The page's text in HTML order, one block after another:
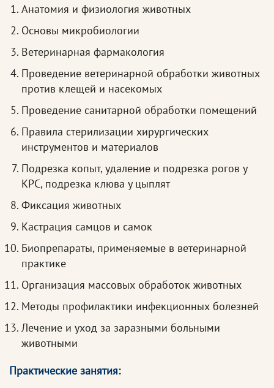
Анатомия и физиология животных
Основы микробиологии
Ветеринарная фармакология
Проведение ветеринарной обработки животных
против клещей и насекомых
Проведение санитарной обработки помещений
Правила стерилизации хирургических
инструментов и материалов
Подрезка копыт, удаление и подрезка рогов у
КРС, подрезка клюва у цыплят
Фиксация животных
Кастрация самцов и самок
Биопрепараты, применяемые в ветеринарной
практике
Организация массовых обработок животных
Методы профилактики инфекционных болезней
Лечение и уход за заразными больными
животными
Практические занятия: